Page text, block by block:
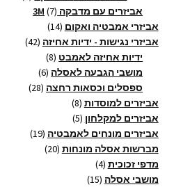
אביזרים עם מדבקה 3M 7
7
מוצרים
אביזרי אמבטיה ואקום 14
14
מוצריםאביזרי נגישות - ידיות אחיזה 42
42
ידיות אחיזה לאמבט 8
8
מוצרים מושבי הגבעה לאסלה 6
6
מוצרים ספסלים וכסאות רחצה 28
28
אביזרים למוסדות 8
8
מוצרים
אביזרים למקלחון 5
5
מוצרים
אביזרים מונחים לאמבטיה 19
19
מברשות אסלה מונחות 20
20
מדפי זכוכית 4
4
מוצרים מושבי אסלה 15
15